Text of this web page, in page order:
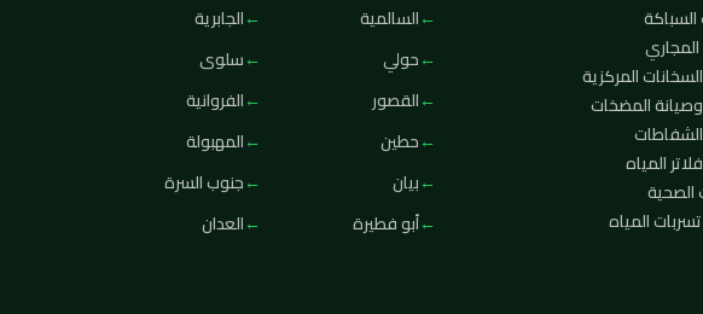
المركزية
المضخات
المياه
الصحية
المياه
السالمية
الجابرية
حولي
سلوى
القصور
الفروانية
حطين
المهبولة
بيان
جنوب السرة
أبو فطيرة
العدان